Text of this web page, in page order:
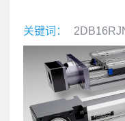
关键词：